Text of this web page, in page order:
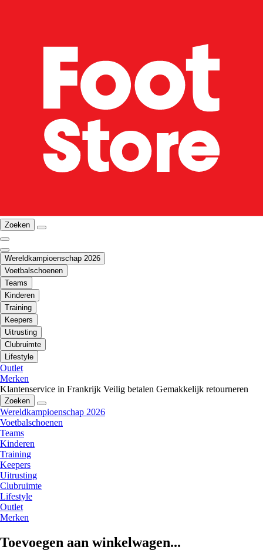
Zoeken
Wereldkampioenschap 2026
Voetbalschoenen
Teams
Kinderen
Training
Keepers
Uitrusting
Clubruimte
Lifestyle
Outlet
Merken
Klantenservice in Frankrijk Veilig betalen Gemakkelijk retourneren
Zoeken
Wereldkampioenschap 2026
Voetbalschoenen
Teams
Kinderen
Training
Keepers
Uitrusting
Clubruimte
Lifestyle
Outlet
Merken
Toevoegen aan winkelwagen...